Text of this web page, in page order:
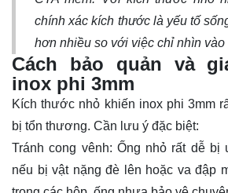
chính xác kích thước là yếu tố
hơn nhiều so với việc chỉ nhìn vào
Cách bảo quản và
inox phi 3mm
Kích thước nhỏ khiến inox phi 3mm
bị tổn thương. Cần lưu ý đặc biệt:
Tránh cong vênh: Ống nhỏ rất dễ bị
nếu bị vật nặng đè lên hoặc va đập